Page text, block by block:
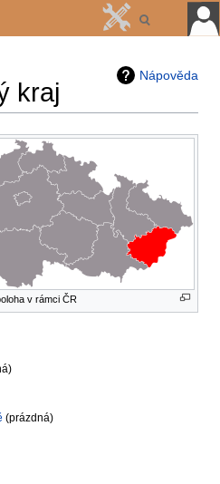
Nápověda
kraj
v rámci ČR
‎(prázdná)